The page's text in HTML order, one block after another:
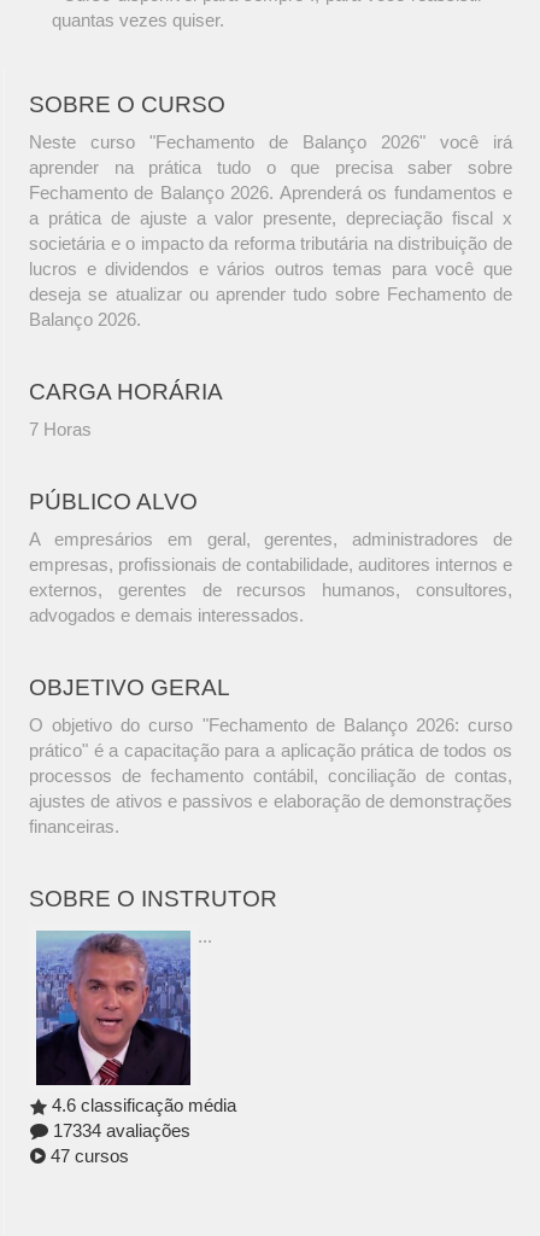
quantas vezes quiser.
SOBRE O CURSO
Neste curso "Fechamento de Balanço 2026" você irá
aprender na prática tudo o que precisa saber sobre
Fechamento de Balanço 2026. Aprenderá os fundamentos e
a prática de ajuste a valor presente, depreciação fiscal x
societária e o impacto da reforma tributária na distribuição de
lucros e dividendos e vários outros temas para você que
deseja se atualizar ou aprender tudo sobre Fechamento de
Balanço 2026.
CARGA HORÁRIA
7 Horas
PÚBLICO ALVO
A empresários em geral, gerentes, administradores de
empresas, profissionais de contabilidade, auditores internos e
externos, gerentes de recursos humanos, consultores,
advogados e demais interessados.
OBJETIVO GERAL
O objetivo do curso "Fechamento de Balanço 2026: curso
prático" é a capacitação para a aplicação prática de todos os
processos de fechamento contábil, conciliação de contas,
ajustes de ativos e passivos e elaboração de demonstrações
financeiras.
SOBRE O INSTRUTOR
...
4.6 classificação média
17334 avaliações
47 cursos